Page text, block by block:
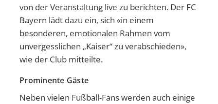
von der Veranstaltung live zu berichten. Der FC
Bayern lädt dazu ein, sich «in einem
besonderen, emotionalen Rahmen vom
unvergesslichen „Kaiser“ zu verabschieden»,
wie der Club mitteilte.
Prominente Gäste
Neben vielen Fußball-Fans werden auch einige